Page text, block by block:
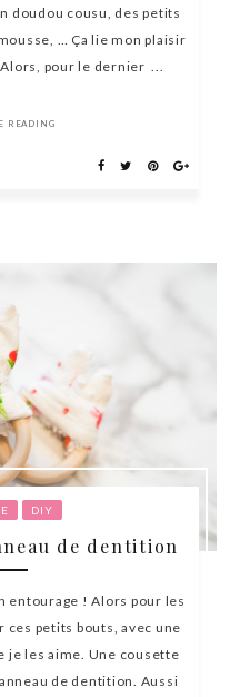
doudou cousu, des petits
… Ça lie mon plaisir
pour le dernier ...
READING
DIY
de dentition
entourage ! Alors pour les
ces petits bouts, avec une
je les aime. Une cousette
de dentition. Aussi